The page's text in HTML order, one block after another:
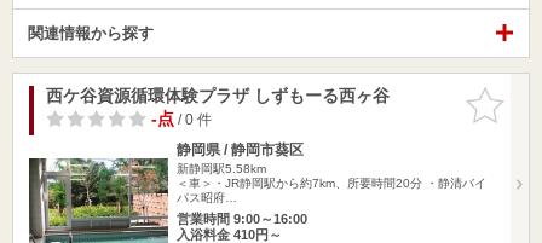
関連情報から探す
お気に入
りに追加
西ケ谷資源循環体験プラザ しずもーる西ヶ谷
-点/ 0 件
静岡県 / 静岡市葵区
新静岡駅5.58km
＜車＞・JR静岡駅から約7km、所要時間20分 ・静清バイ
パス昭府…
営業時間 9:00～16:00
入浴料金 410円～